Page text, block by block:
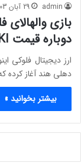
admin 29 آبان 1403
بازی
دوباره قیمت FLOKI باشیم؟
دهلی هند آغاز
بیشتر بخوانید »